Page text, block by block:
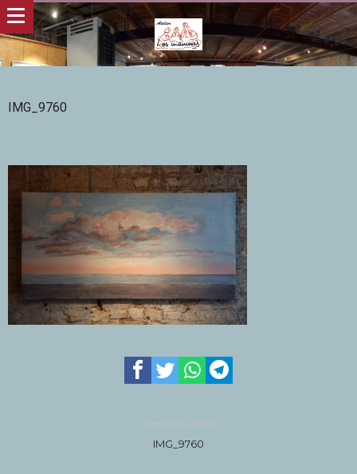
IMG_9760
Previous article
IMG_9760